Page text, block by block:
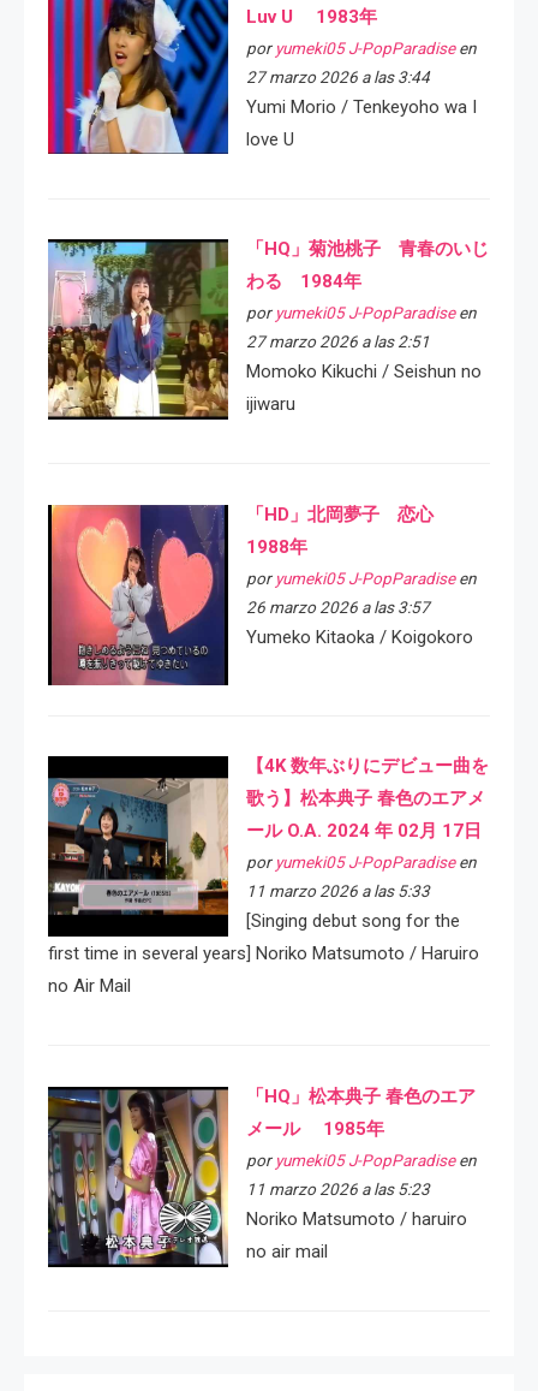
Luv U 1983年
por yumeki05 J-PopParadiseen
27 marzo 2026 a las 3:44
Yumi Morio / Tenkeyoho wa I
love U
「HQ」菊池桃子 青春のいじ
わる 1984年
por yumeki05 J-PopParadiseen
27 marzo 2026 a las 2:51
Momoko Kikuchi / Seishun no
ijiwaru
「HD」北岡夢子 恋心
1988年
por yumeki05 J-PopParadiseen
26 marzo 2026 a las 3:57
Yumeko Kitaoka / Koigokoro
【4K 数年ぶりにデビュー曲を
歌う】松本典子 春色のエアメ
ール O.A. 2024 年 02月 17日
por yumeki05 J-PopParadiseen
11 marzo 2026 a las 5:33
[Singing debut song for the
first time in several years] Noriko Matsumoto / Haruiro
no Air Mail
「HQ」松本典子 春色のエア
メール 1985年
por yumeki05 J-PopParadiseen
11 marzo 2026 a las 5:23
Noriko Matsumoto / haruiro
no air mail